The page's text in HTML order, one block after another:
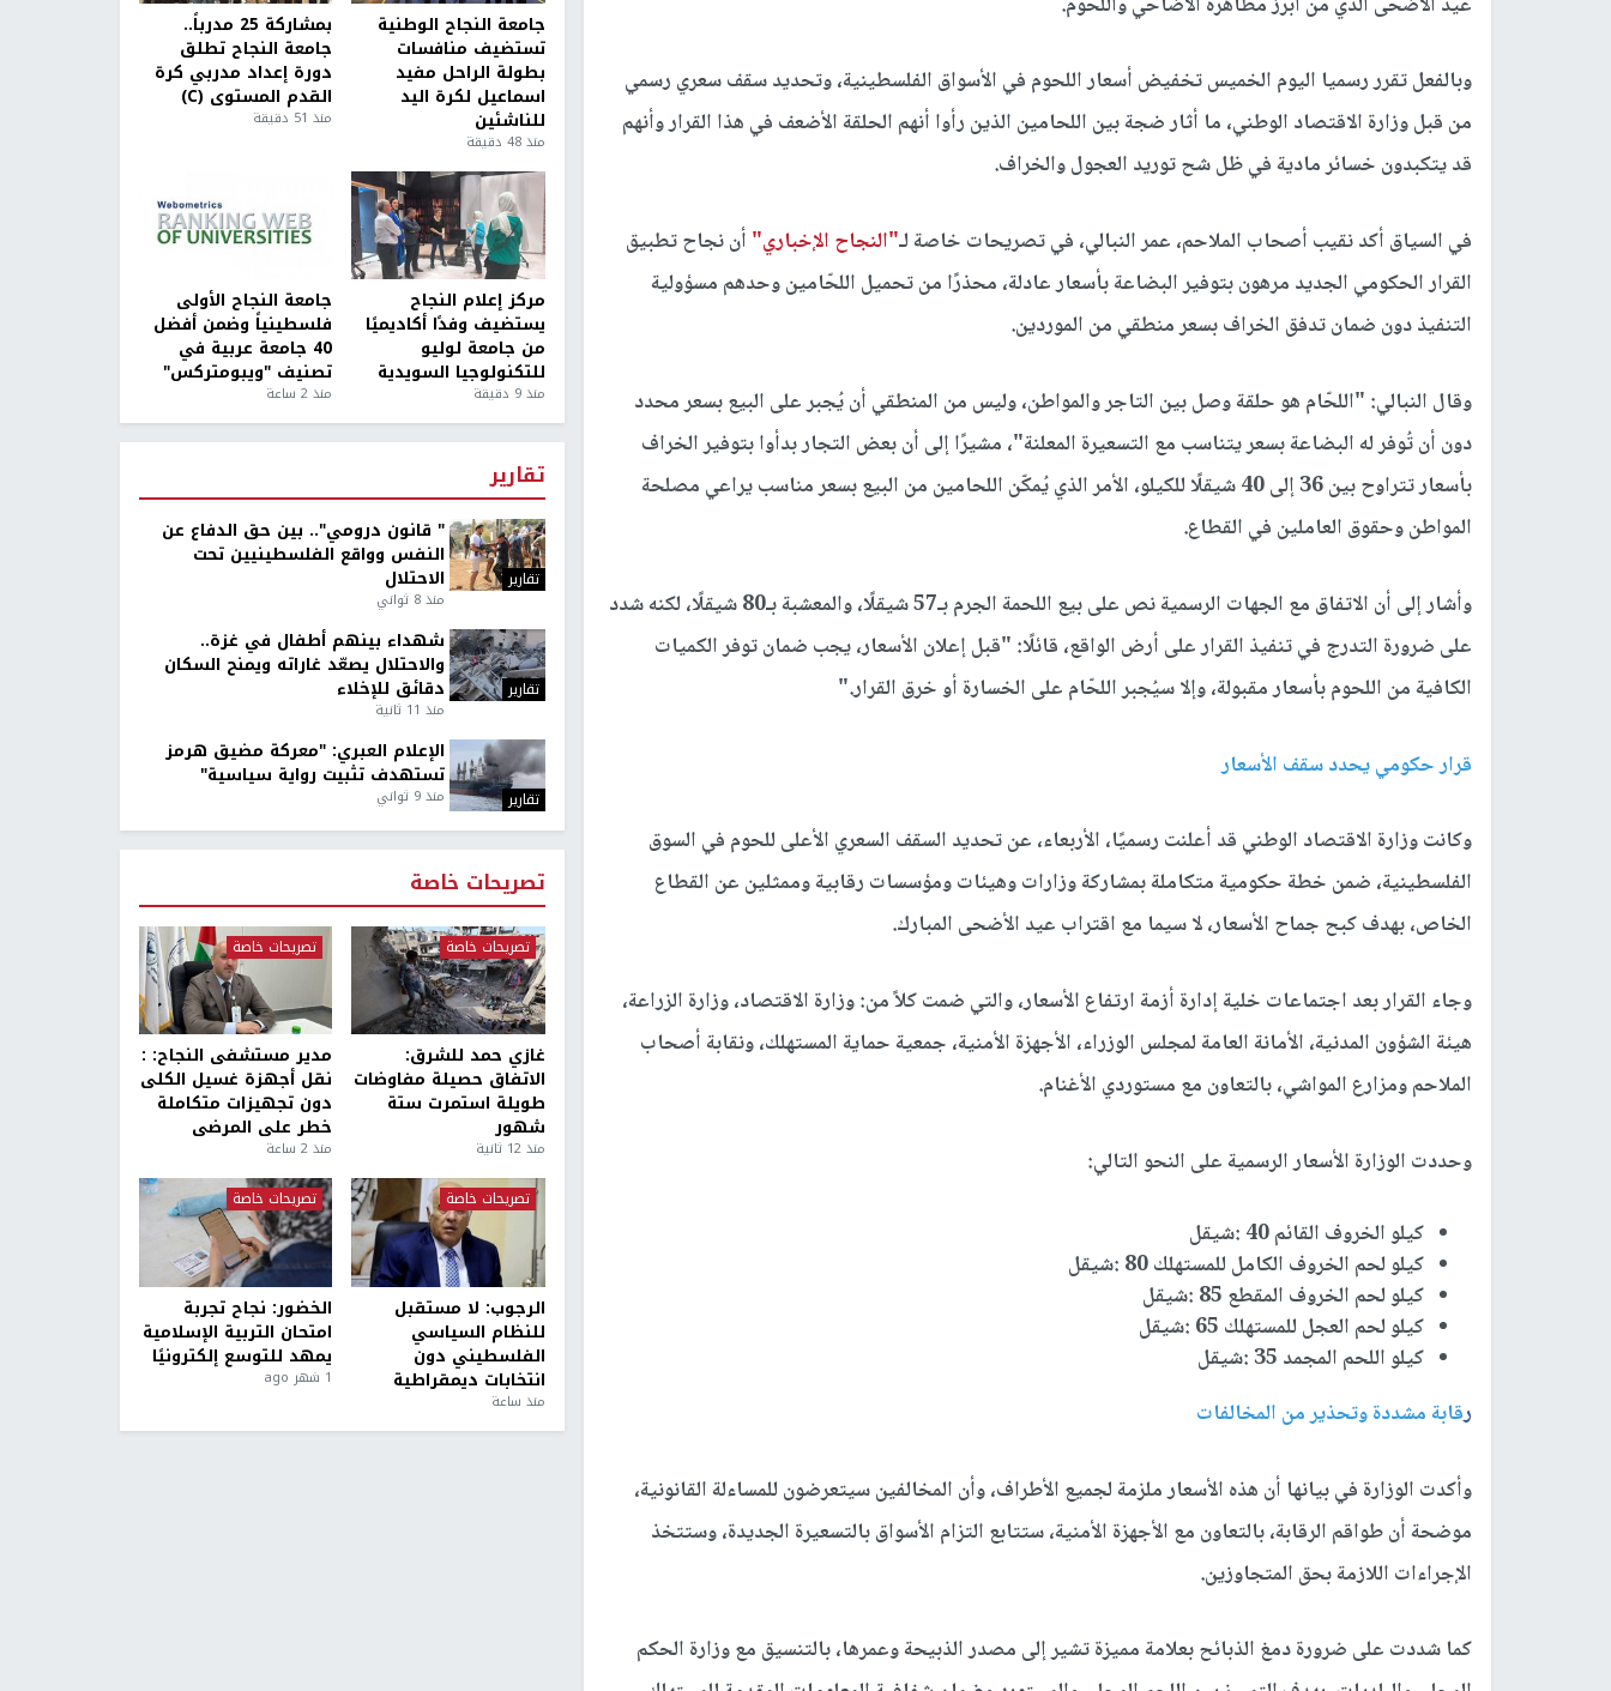
وبالفعل تقرر رسميا اليوم الخميس تخفيض أسعار اللحوم في الأسواق الفلسطينية، وتحديد سقف سعري رسمي
من قبل وزارة الاقتصاد الوطني، ما أثار ضجة بين اللحامين الذين رأوا أنهم الحلقة الأضعف في هذا القرار وأنهم
قد يتكبدون خسائر مادية في ظل شح توريد العجول والخراف.
في السياق أكد نقيب أصحاب الملاحم، عمر النبالي، في تصريحات خاصة لـ"النجاح الإخباري" أن نجاح تطبيق
القرار الحكومي الجديد مرهون بتوفير البضاعة بأسعار عادلة، محذرًا من تحميل اللحّامين وحدهم مسؤولية
التنفيذ دون ضمان تدفق الخراف بسعر منطقي من الموردين.
وقال النبالي: "اللحّام هو حلقة وصل بين التاجر والمواطن، وليس من المنطقي أن يُجبر على البيع بسعر محدد
دون أن تُوفر له البضاعة بسعر يتناسب مع التسعيرة المعلنة"، مشيرًا إلى أن بعض التجار بدأوا بتوفير الخراف
بأسعار تتراوح بين 36 إلى 40 شيقلًا للكيلو، الأمر الذي يُمكّن اللحامين من البيع بسعر مناسب يراعي مصلحة
المواطن وحقوق العاملين في القطاع.
وأشار إلى أن الاتفاق مع الجهات الرسمية نص على بيع اللحمة الجرم بـ57 شيقلًا، والمعشبة بـ80 شيقلًا، لكنه شدد
على ضرورة التدرج في تنفيذ القرار على أرض الواقع، قائلًا: "قبل إعلان الأسعار، يجب ضمان توفر الكميات
الكافية من اللحوم بأسعار مقبولة، وإلا سيُجبر اللحّام على الخسارة أو خرق القرار".
قرار حكومي يحدد سقف الأسعار
وكانت وزارة الاقتصاد الوطني قد أعلنت رسميًا، الأربعاء، عنتحديد السقف السعري الأعلى للحوم في السوق
الفلسطينية، ضمن خطة حكومية متكاملة بمشاركة وزارات وهيئات ومؤسسات رقابية وممثلين عن القطاع
الخاص، بهدف كبح جماح الأسعار، لا سيما مع اقتراب عيد الأضحى المبارك.
وجاء القرار بعد اجتماعات خلية إدارة أزمة ارتفاع الأسعار، والتي ضمت كلاً من: وزارة الاقتصاد، وزارة الزراعة،
هيئة الشؤون المدنية، الأمانة العامة لمجلس الوزراء، الأجهزة الأمنية، جمعية حماية المستهلك، ونقابة أصحاب
الملاحم ومزارع المواشي، بالتعاون مع مستوردي الأغنام.
وحددت الوزارة الأسعار الرسمية على النحو التالي:
كيلو الخروف القائم
: 40 شيقل
كيلو لحم الخروف الكامل للمستهلك
: 80 شيقل
كيلو لحم الخروف المقطع
: 85 شيقل
كيلو لحم العجل للمستهلك
: 65 شيقل
كيلو اللحم المجمد
:35 شيقل
رقابة مشددة وتحذير من المخالفات
وأكدت الوزارة في بيانها أن هذه الأسعار ملزمة لجميع الأطراف، وأن المخالفين سيتعرضون للمساءلة القانونية،
موضحة أن طواقم الرقابة، بالتعاون مع الأجهزة الأمنية، ستتابع التزام الأسواق بالتسعيرة الجديدة، وستتخذ
الإجراءات اللازمة بحق المتجاوزين.
كما شددت على ضرورة دمغ الذبائح بعلامة مميزة تشير إلى مصدر الذبيحة وعمرها، بالتنسيق مع وزارة الحكم
جامعة النجاح الوطنية
تستضيف منافسات
بطولة الراحل مفيد
اسماعيل لكرة اليد
للناشئين
منذ 48 دقيقة
بمشاركة 25 مدرباً..
جامعة النجاح تطلق
دورة إعداد مدربي كرة
القدم المستوى (C)
منذ 51 دقيقة
مركز إعلام النجاح
يستضيف وفدًا أكاديميًا
من جامعة لوليو
للتكنولوجيا السويدية
منذ 9 دقيقة
جامعة النجاح الأولى
فلسطينياً وضمن أفضل
40 جامعة عربية في
تصنيف "ويبومتركس"
منذ 2 ساعة
تقارير
تقارير
" قانون درومي".. بين حق الدفاع عن
النفس وواقع الفلسطينيين تحت
الاحتلال
منذ 8 ثواني
تقارير
شهداء بينهم أطفال في غزة..
والاحتلال يصعّد غاراته ويمنح السكان
دقائق للإخلاء
منذ 11 ثانية
تقارير
الإعلام العبري: "معركة مضيق هرمز
تستهدف تثبيت رواية سياسية"
منذ 9 ثواني
تصريحات خاصة
تصريحات خاصة
غازي حمد للشرق:
الاتفاق حصيلة مفاوضات
طويلة استمرت ستة
شهور
منذ 12 ثانية
تصريحات خاصة
مدير مستشفى النجاح: :
نقل أجهزة غسيل الكلى
دون تجهيزات متكاملة
خطر على المرضى
منذ 2 ساعة
تصريحات خاصة
الرجوب: لا مستقبل
للنظام السياسي
الفلسطيني دون
انتخابات ديمقراطية
منذ ساعة
تصريحات خاصة
الخضور: نجاح تجربة
امتحان التربية الإسلامية
يمهد للتوسع إلكترونيًا
1 شهر ago